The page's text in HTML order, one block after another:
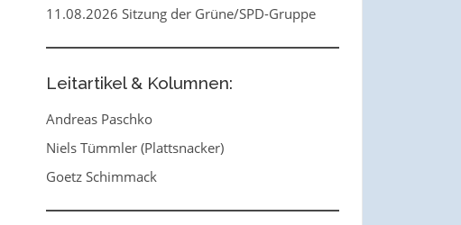
11.08.2026 Sitzung der Grüne/SPD-Gruppe
Leitartikel & Kolumnen:
Andreas Paschko
Niels Tümmler (Plattsnacker)
Goetz Schimmack